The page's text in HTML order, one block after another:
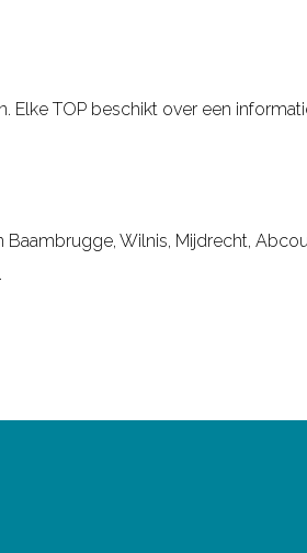
Elke TOP beschikt over een
Wilnis, Mijdrecht,